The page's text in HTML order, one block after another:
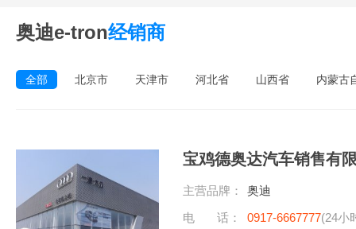
奥迪e-tron经销商
全部 北京市 天津市 河北省 山西省 内蒙古
宝鸡德奥达汽车销售有
主营品牌：
奥迪
电 话：
0917-6667777(24小